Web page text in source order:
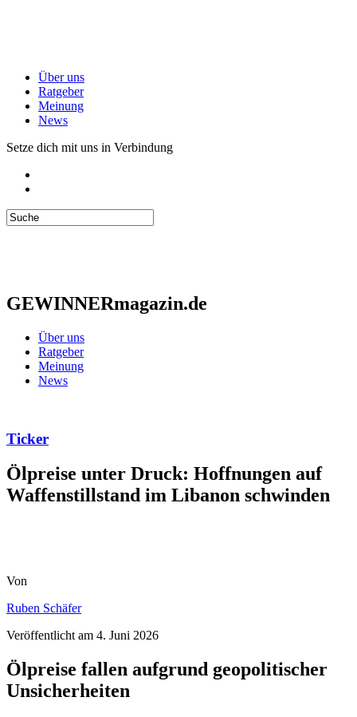
Über uns
Ratgeber
Meinung
News
Setze dich mit uns in Verbindung
GEWINNERmagazin.de
Über uns
Ratgeber
Meinung
News
Ticker
Ölpreise unter Druck: Hoffnungen auf
Waffenstillstand im Libanon schwinden
Von
Ruben Schäfer
Veröffentlicht am 4. Juni 2026
Ölpreise fallen aufgrund geopolitischer
Unsicherheiten